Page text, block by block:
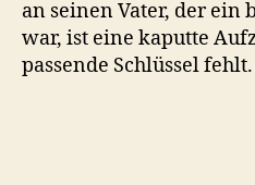
an seinen Vater, der ein
war, ist eine kaputte
passende Schlüssel fehlt.